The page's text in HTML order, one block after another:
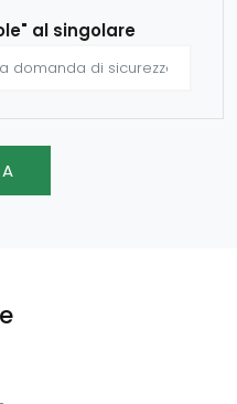
al singolare